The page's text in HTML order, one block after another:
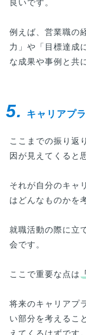
良いです。
例えば、営業職の
力」や「目標達成
な成果や事例と共
5. キャリアプ
ここまでの振り返
因が見えてくると
それが自分のキャ
はどんなものかを
就職活動の際に立
会です。
ここで重要な点は
将来のキャリアプ
い部分を考えるこ